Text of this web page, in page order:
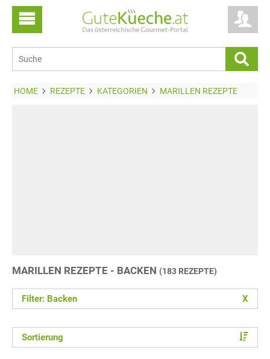
HOME REZEPTE KATEGORIEN MARILLEN REZEPTE
MARILLEN REZEPTE - BACKEN (183 REZEPTE)
Filter: Backen X
Sortierung